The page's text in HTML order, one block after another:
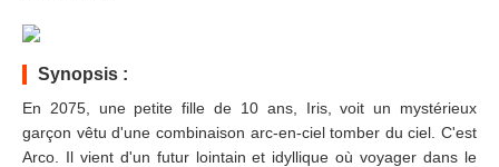
Synopsis :
En 2075, une petite fille de 10 ans, Iris, voit un mystérieux
garçon vêtu d'une combinaison arc-en-ciel tomber du ciel. C'est
Arco. Il vient d'un futur lointain et idyllique où voyager dans le